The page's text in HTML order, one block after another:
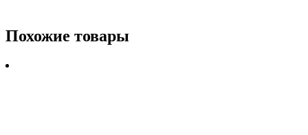
Похожие товары